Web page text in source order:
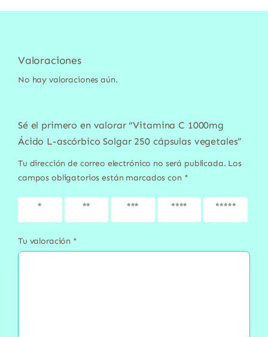
Valoraciones
No hay valoraciones aún.
Sé el primero en valorar “Vitamina C 1000mg
Ácido L-ascórbico Solgar 250 cápsulas vegetales”
Tu dirección de correo electrónico no será publicada. Los
campos obligatorios están marcados con *
1 de 5
2 de 5
3 de 5
4 de 5
5 de 5
Tu valoración *